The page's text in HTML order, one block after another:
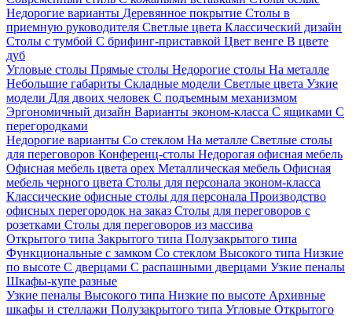
Недорогие варианты Деревянное покрытие Столы в
приемную руководителя Светлые цвета Классический дизайн
Столы с тумбой С брифинг-приставкой Цвет венге В цвете
дуб
Угловые столы Прямые столы Недорогие столы На металле
Небольшие габариты Складные модели Светлые цвета Узкие
модели Для двоих человек С подъемным механизмом
Эргономичный дизайн Варианты эконом-класса С ящиками С
перегородками
Недорогие варианты Со стеклом На металле Светлые столы
для переговоров Конференц-столы Недорогая офисная мебель
Офисная мебель цвета орех Металлическая мебель Офисная
мебель черного цвета Столы для персонала эконом-класса
Классические офисные столы для персонала Производство
офисных перегородок на заказ Столы для переговоров с
розетками Столы для переговоров из массива
Открытого типа Закрытого типа Полузакрытого типа
Функциональные с замком Со стеклом Высокого типа Низкие
по высоте С дверцами С распашными дверцами Узкие пеналы
Шкафы-купе разные
Узкие пеналы Высокого типа Низкие по высоте Архивные
шкафы и стеллажи Полузакрытого типа Угловые Открытого